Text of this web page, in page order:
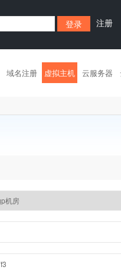
注册
域名注册 虚拟主机 云服务器